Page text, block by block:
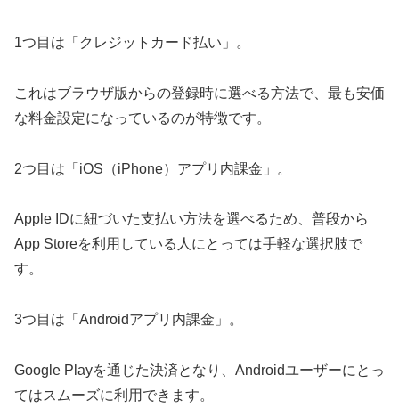
1つ目は「クレジットカード払い」。
これはブラウザ版からの登録時に選べる方法で、最も安価
な料金設定になっているのが特徴です。
2つ目は「iOS（iPhone）アプリ内課金」。
Apple IDに紐づいた支払い方法を選べるため、普段から
App Storeを利用している人にとっては手軽な選択肢で
す。
3つ目は「Androidアプリ内課金」。
Google Playを通じた決済となり、Androidユーザーにとっ
てはスムーズに利用できます。